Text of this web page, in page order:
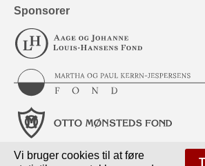
Sponsorer
Vi bruger cookies til at føre